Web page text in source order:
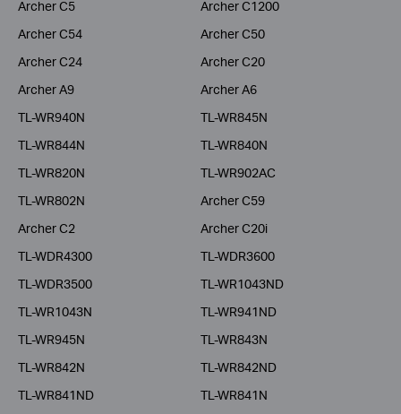
Archer C5
Archer C1200
Archer C54
Archer C50
Archer C24
Archer C20
Archer A9
Archer A6
TL-WR940N
TL-WR845N
TL-WR844N
TL-WR840N
TL-WR820N
TL-WR902AC
TL-WR802N
Archer C59
Archer C2
Archer C20i
TL-WDR4300
TL-WDR3600
TL-WDR3500
TL-WR1043ND
TL-WR1043N
TL-WR941ND
TL-WR945N
TL-WR843N
TL-WR842N
TL-WR842ND
TL-WR841ND
TL-WR841N